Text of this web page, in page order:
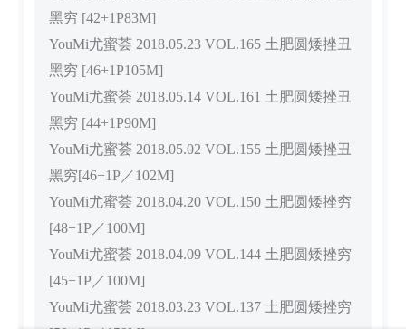
黑穷 [42+1P83M]
YouMi尤蜜荟 2018.05.23 VOL.165 土肥圆矮挫丑
黑穷 [46+1P105M]
YouMi尤蜜荟 2018.05.14 VOL.161 土肥圆矮挫丑
黑穷 [44+1P90M]
YouMi尤蜜荟 2018.05.02 VOL.155 土肥圆矮挫丑
黑穷[46+1P／102M]
YouMi尤蜜荟 2018.04.20 VOL.150 土肥圆矮挫穷
[48+1P／100M]
YouMi尤蜜荟 2018.04.09 VOL.144 土肥圆矮挫穷
[45+1P／100M]
YouMi尤蜜荟 2018.03.23 VOL.137 土肥圆矮挫穷